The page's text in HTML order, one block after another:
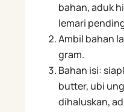
bahan, aduk
lemari
Ambil bahan
gram.
Bahan isi:
butter, ubi
dihaluskan,